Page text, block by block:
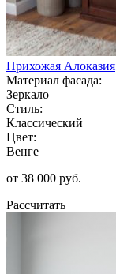
Прихожая Алоказия
Материал фасада:
Зеркало
Стиль:
Классический
Цвет:
Венге
от 38 000 руб.
Рассчитать